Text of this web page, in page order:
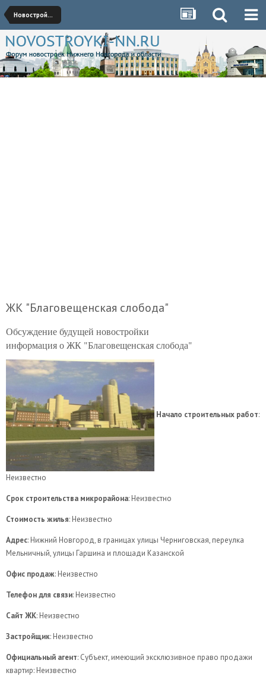
Новостройки Нижегородского района
ЖК "Благовещенская слобода"
Обсуждение будущей новостройки
информация о ЖК "Благовещенская слобода"
Начало строительных работ:
Неизвестно
Срок строительства микрорайона: Неизвестно
Стоимость жилья: Неизвестно
Адрес: Нижний Новгород, в границах улицы Черниговская, переулка
Мельничный, улицы Гаршина и площади Казанской
Офис продаж: Неизвестно
Телефон для связи: Неизвестно
Сайт ЖК: Неизвестно
Застройщик: Неизвестно
Официальный агент: Субъект, имеющий эксклюзивное право продажи
квартир: Неизвестно